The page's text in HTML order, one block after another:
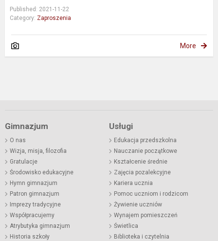
Published: 2021-11-22
Category: Zaproszenia
More
Gimnazjum
O nas
Wizja, misja, filozofia
Gratulacje
Środowisko edukacyjne
Hymn gimnazjum
Patron gimnazjum
Imprezy tradycyjne
Współpracujemy
Atrybutyka gimnazjum
Historia szkoły
Usługi
Edukacja przedszkolna
Nauczanie początkowe
Kształcenie średnie
Zajęcia pozalekcyjne
Kariera ucznia
Pomoc uczniom i rodzicom
Żywienie uczniów
Wynajem pomieszczeń
Świetlica
Biblioteka i czytelnia